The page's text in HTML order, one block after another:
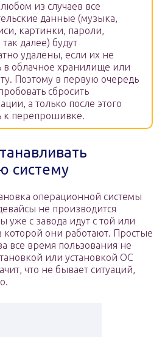
из случаев все
данные (музыка,
картинки, пароли,
далее) будут
удалены, если их не
в облачное хранилище или
Поэтому в первую очередь
сбросить
а только после этого
к перепрошивке.
систему
операционной системы
не производится
уже с завода идут с той или
они работают. Простые
все время пользования не
или установкой ОС
что не бывает ситуаций,